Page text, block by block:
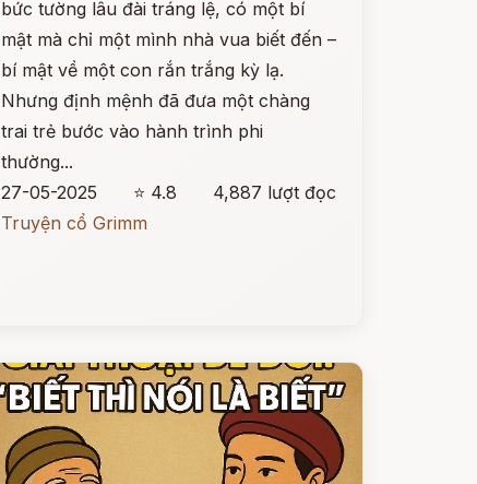
bức tường lâu đài tráng lệ, có một bí
mật mà chỉ một mình nhà vua biết đến –
bí mật về một con rắn trắng kỳ lạ.
Nhưng định mệnh đã đưa một chàng
trai trẻ bước vào hành trình phi
thường...
27-05-2025
⭐ 4.8
4,887 lượt đọc
Truyện cổ Grimm